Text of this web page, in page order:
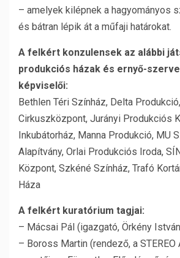
– amelyek kilépnek a hagyományos
és bátran lépik át a műfaji határokat.
A felkért konzulensek az alábbi
produkciós házak és ernyő-
képviselői:
Bethlen Téri Színház, Delta
Cirkuszközpont, Jurányi Produkciós
Inkubátorház, Manna Produkció, MU
Alapítvány, Orlai Produkciós Iroda,
Központ, Szkéné Színház, Trafó
Háza
A felkért kuratórium tagjai:
– Mácsai Pál (igazgató, Örkény
– Boross Martin (rendező, a